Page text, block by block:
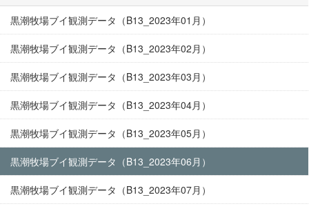
黒潮牧場ブイ観測データ（B13_2023年01月）
黒潮牧場ブイ観測データ（B13_2023年02月）
黒潮牧場ブイ観測データ（B13_2023年03月）
黒潮牧場ブイ観測データ（B13_2023年04月）
黒潮牧場ブイ観測データ（B13_2023年05月）
黒潮牧場ブイ観測データ（B13_2023年06月）
黒潮牧場ブイ観測データ（B13_2023年07月）